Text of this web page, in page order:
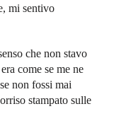
mi sentivo
che non stavo
come se me ne
non fossi mai
stampato sulle